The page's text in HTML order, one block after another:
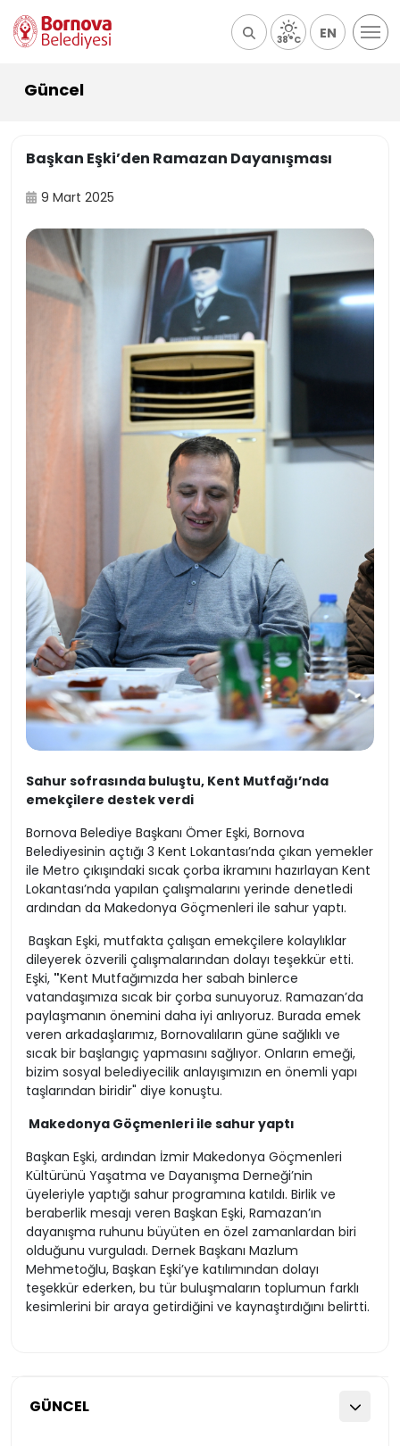
38°C EN
Güncel
GÜNCEL
Başkan Eşki’den Ramazan Dayanışması
9 Mart 2025
Sahur sofrasında buluştu, Kent Mutfağı’nda
emekçilere destek verdi
Bornova Belediye Başkanı Ömer Eşki, Bornova
Belediyesinin açtığı 3 Kent Lokantası’nda çıkan yemekler
ile Metro çıkışındaki sıcak çorba ikramını hazırlayan Kent
Lokantası’nda yapılan çalışmalarını yerinde denetledi
ardından da Makedonya Göçmenleri ile sahur yaptı.
Başkan Eşki, mutfakta çalışan emekçilere kolaylıklar
dileyerek özverili çalışmalarından dolayı teşekkür etti.
Eşki, "Kent Mutfağımızda her sabah binlerce
vatandaşımıza sıcak bir çorba sunuyoruz. Ramazan’da
paylaşmanın önemini daha iyi anlıyoruz. Burada emek
veren arkadaşlarımız, Bornovalıların güne sağlıklı ve
sıcak bir başlangıç yapmasını sağlıyor. Onların emeği,
bizim sosyal belediyecilik anlayışımızın en önemli yapı
taşlarından biridir" diye konuştu.
Makedonya Göçmenleri ile sahur yaptı
Başkan Eşki, ardından İzmir Makedonya Göçmenleri
Kültürünü Yaşatma ve Dayanışma Derneği’nin
üyeleriyle yaptığı sahur programına katıldı. Birlik ve
beraberlik mesajı veren Başkan Eşki, Ramazan’ın
dayanışma ruhunu büyüten en özel zamanlardan biri
olduğunu vurguladı. Dernek Başkanı Mazlum
Mehmetoğlu, Başkan Eşki’ye katılımından dolayı
teşekkür ederken, bu tür buluşmaların toplumun farklı
kesimlerini bir araya getirdiğini ve kaynaştırdığını belirtti.